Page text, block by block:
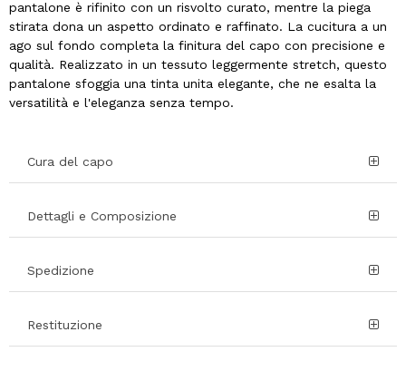
pantalone è rifinito con un risvolto curato, mentre la piega
stirata dona un aspetto ordinato e raffinato. La cucitura a un
ago sul fondo completa la finitura del capo con precisione e
qualità. Realizzato in un tessuto leggermente stretch, questo
pantalone sfoggia una tinta unita elegante, che ne esalta la
versatilità e l'eleganza senza tempo.
Cura del capo
Dettagli e Composizione
Spedizione
Restituzione